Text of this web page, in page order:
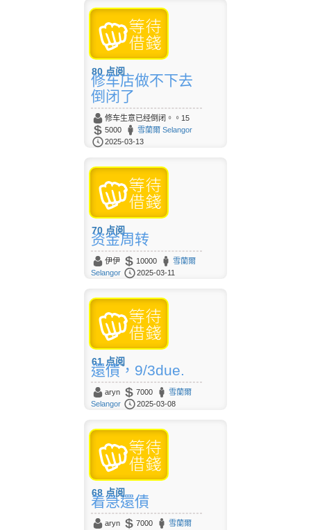
80 点阅
修车店做不下去
倒闭了
修车生意已经倒闭。。15
5000
雪蘭爾 Selangor
2025-03-13
70 点阅
资金周转
伊伊 10000
雪蘭爾
Selangor
2025-03-11
61点阅
還債，9/3due.
aryn 7000
雪蘭爾
Selangor
2025-03-08
68 点阅
着急還債
aryn 7000
雪蘭爾